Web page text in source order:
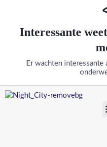
Interessante
Er wachten